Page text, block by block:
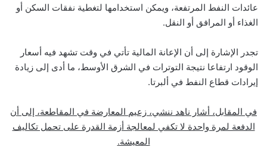
عائدات النفط المرتفعة، ويمكن استخدامها لتغطية نفقات السكن أو
الغذاء أو المرافق أو النقل.
تجدر الإشارة إلى أن الإعانة المالية تأتي في وقت تشهد فيه أسعار
الوقود ارتفاعا نتيجة التوترات في الشرق الأوسط، ما أدى إلى زيادة
إيرادات قطاع النفط في ألبرتا.
في المقابل، أشار ناهد ننشي، زعيم المعارضة في المقاطعة، إلى أن
الدفعة لمرة واحدة لا تكفي لمعالجة أزمة القدرة على تحمل تكاليف
المعيشة.